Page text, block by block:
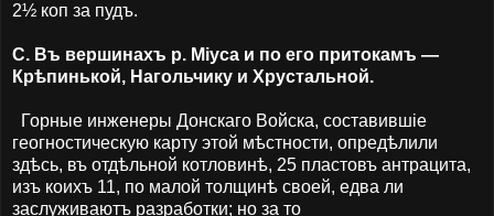
2½ коп за пудъ.
С. Въ вершинахъ р. Міуса и по его притокамъ —
Крѣпинькой, Нагольчику и Хрустальной.
Горные инженеры Донскаго Войска, составившіе
геогностическую карту этой мѣстности, опредѣлили
здѣсь, въ отдѣльной котловинѣ, 25 пластовъ антрацита,
изъ коихъ 11, по малой толщинѣ своей, едва ли
заслуживаютъ разработки; но за то